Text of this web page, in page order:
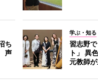
ち
声
学ぶ・知る
習志野
ト」 異
元教師